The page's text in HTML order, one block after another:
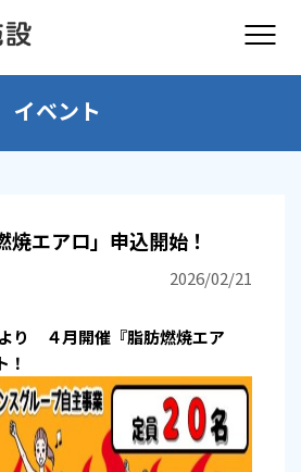
イベント
エアロ」申込開始！
2026/02/21
り ４月開催『脂肪燃焼エア
！